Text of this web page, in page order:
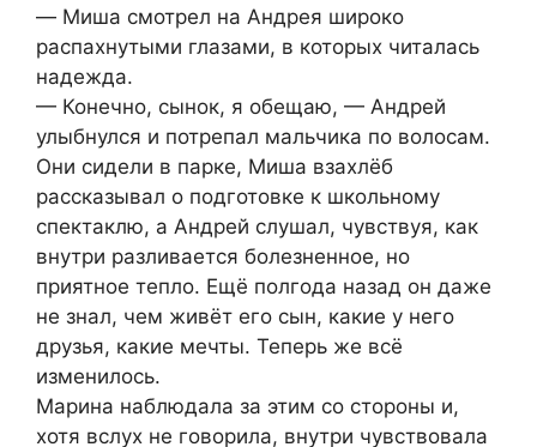
— Миша смотрел на Андрея широко
распахнутыми глазами, в которых читалась
надежда.
— Конечно, сынок, я обещаю, — Андрей
улыбнулся и потрепал мальчика по волосам.
Они сидели в парке, Миша взахлёб
рассказывал о подготовке к школьному
спектаклю, а Андрей слушал, чувствуя, как
внутри разливается болезненное, но
приятное тепло. Ещё полгода назад он даже
не знал, чем живёт его сын, какие у него
друзья, какие мечты. Теперь же всё
изменилось.
Марина наблюдала за этим со стороны и,
хотя вслух не говорила, внутри чувствовала